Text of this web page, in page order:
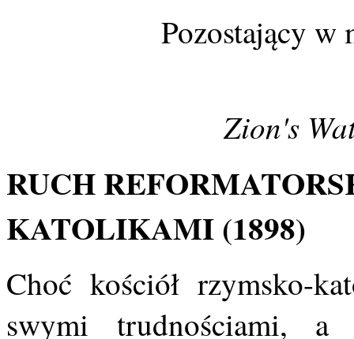
Pozostający w
Zion's
RUCH
KATOLIKAMI (1898)
Choć kościół rzymsko-
swymi trudnościami,